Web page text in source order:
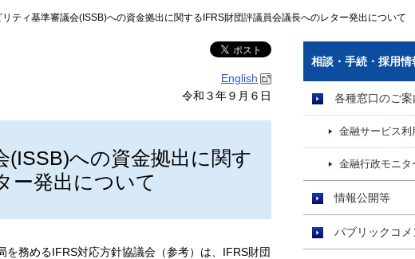
リティ基準審議会(ISSB)への資金拠出に関するIFRS財団評議員会議長へのレター発出について
English
令和３年９月６日
への資金拠出に関す
ー発出について
務めるIFRS対応方針協議会（参考）は、IFRS財団
相談・手続・採用情
各種窓口のご案
金融サービス利
金融行政モニタ
情報公開等
パブリックコメ